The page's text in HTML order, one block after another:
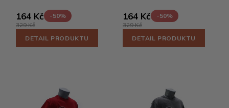
164 Kč
-50%
329 Kč
DETAIL PRODUKTU
164 Kč
-50%
329 Kč
DETAIL PRODUKTU